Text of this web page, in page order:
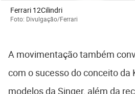
Ferrari 12Cilindri
Foto: Divulgação/Ferrari
A movimentação também
com o sucesso do conceito da
modelos da Singer, além da